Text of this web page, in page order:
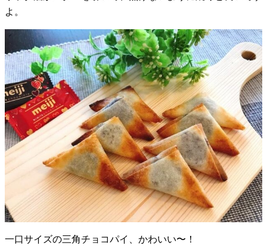
よ。
一口サイズの三角チョコパイ、かわいい〜！